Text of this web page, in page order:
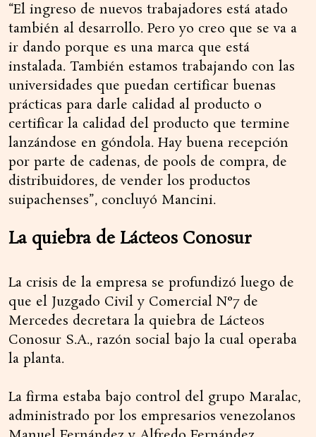
“El ingreso de nuevos trabajadores está atado
también al desarrollo. Pero yo creo que se va a
ir dando porque es una marca que está
instalada. También estamos trabajando con las
universidades que puedan certificar buenas
prácticas para darle calidad al producto o
certificar la calidad del producto que termine
lanzándose en góndola. Hay buena recepción
por parte de cadenas, de pools de compra, de
distribuidores, de vender los productos
suipachenses”, concluyó Mancini.
La quiebra de Lácteos Conosur
La crisis de la empresa se profundizó luego de
que el Juzgado Civil y Comercial N°7 de
Mercedes decretara la quiebra de Lácteos
Conosur S.A., razón social bajo la cual operaba
la planta.
La firma estaba bajo control del grupo Maralac,
administrado por los empresarios venezolanos